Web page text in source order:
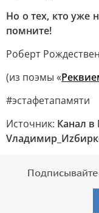
Но о тех, кто уже
помните!
Роберт
(из поэмы «
#эстафетапамяти
Источник: Канал